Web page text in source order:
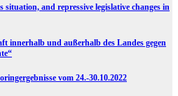
and repressive legislative changes in
innerhalb und außerhalb des Landes gegen
vom 24.-30.10.2022